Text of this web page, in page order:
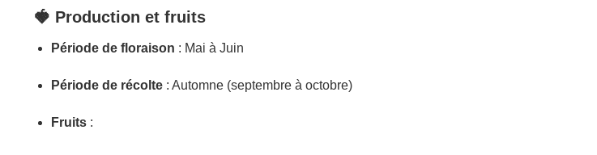
🍓 Production et fruits
Période de floraison : Mai à Juin
Période de récolte: Automne (septembre à octobre)
Fruits: